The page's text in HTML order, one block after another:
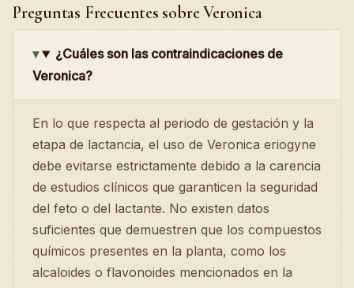
Preguntas Frecuentes sobre Veronica
¿Cuáles son las contraindicaciones de
Veronica?
En lo que respecta al periodo de gestación y la
etapa de lactancia, el uso de Veronica eriogyne
debe evitarse estrictamente debido a la carencia
de estudios clínicos que garanticen la seguridad
del feto o del lactante. No existen datos
suficientes que demuestren que los compuestos
químicos presentes en la planta, como los
alcaloides o flavonoides mencionados en la